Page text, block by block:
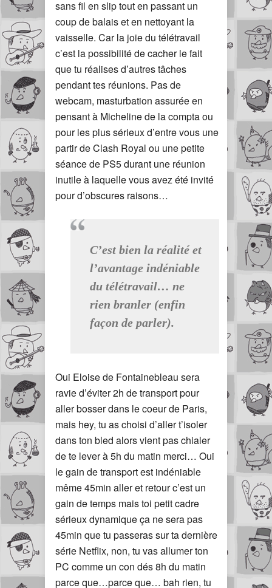
sans fil en slip tout en passant un
coup de balais et en nettoyant la
vaisselle. Car la joie du télétravail
c’est la possibilité de cacher le fait
que tu réalises d’autres tâches
pendant tes réunions. Pas de
webcam, masturbation assurée en
pensant à Micheline de la compta ou
pour les plus sérieux d’entre vous une
partir de Clash Royal ou une petite
séance de PS5 durant une réunion
inutile à laquelle vous avez été invité
pour d’obscures raisons…
C’est bien la réalité et
l’avantage indéniable
du télétravail… ne
rien branler (enfin
façon de parler).
Oui Eloise de Fontainebleau sera
ravie d’éviter 2h de transport pour
aller bosser dans le coeur de Paris,
mais hey, tu as choisi d’aller t’isoler
dans ton bled alors vient pas chialer
de te lever à 5h du matin merci… Oui
le gain de transport est indéniable
même 45min aller et retour c’est un
gain de temps mais toi petit cadre
sérieux dynamique ça ne sera pas
45min que tu passeras sur ta dernière
série Netflix, non, tu vas allumer ton
PC comme un con dés 8h du matin
parce que…parce que… bah rien, tu